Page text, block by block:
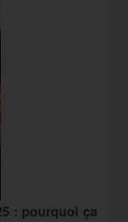
: pourquoi ça